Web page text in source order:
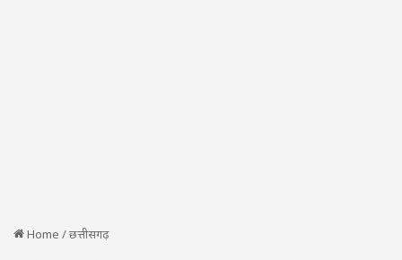
Home /छत्तीसगढ़